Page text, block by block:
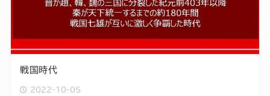
戦国時代
2022-10-05